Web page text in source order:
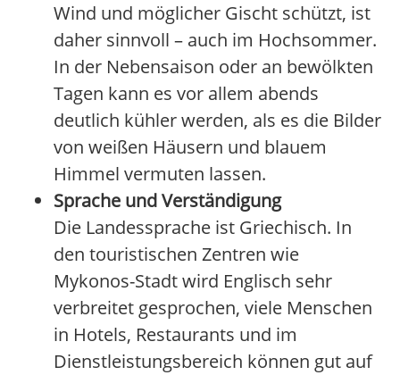
Wind und möglicher Gischt schützt, ist
daher sinnvoll – auch im Hochsommer.
In der Nebensaison oder an bewölkten
Tagen kann es vor allem abends
deutlich kühler werden, als es die Bilder
von weißen Häusern und blauem
Himmel vermuten lassen.
Sprache und Verständigung
Die Landessprache ist Griechisch. In
den touristischen Zentren wie
Mykonos-Stadt wird Englisch sehr
verbreitet gesprochen, viele Menschen
in Hotels, Restaurants und im
Dienstleistungsbereich können gut auf